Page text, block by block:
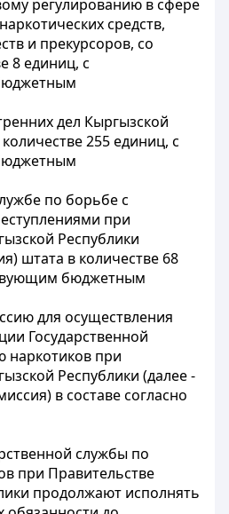
регулированию в сфере
средств,
и прекурсоров, со
8 единиц, с
дел Кыргызской
255 единиц, с
по борьбе с
при
Республики
штата в количестве 68
бюджетным
для осуществления
Государственной
наркотиков при
Республики (далее -
в составе согласно
службы по
при Правительстве
продолжают исполнять